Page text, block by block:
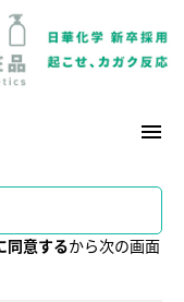
menu
同意するから次の画面